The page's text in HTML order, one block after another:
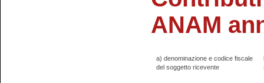
ANAM
a) denominazione e codice fiscale
del soggetto ricevente